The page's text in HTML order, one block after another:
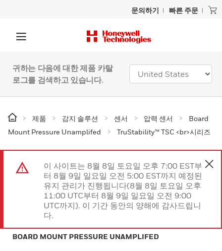
문의하기 빠른 주문
귀하는 다음에 대한 제품 카탈
로그를 검색하고 있습니다.
제품 감지 솔루션 센서 압력 센서
Board
Mount Pressure Unamplifed
TruStability™ TSC <br>시리즈
이 사이트는 8월 8일 토요일 오후 7:00 EST부
터 8월 9일 일요일 오전 5:00 EST까지 예정된
유지 관리가 진행됩니다(8월 8일 토요일 오후
11:00 UTC부터 8월 9일 일요일 오전 9:00
UTC까지). 이 기간 동안의 양해에 감사드립니
다.
BOARD MOUNT PRESSURE UNAMPLIFED